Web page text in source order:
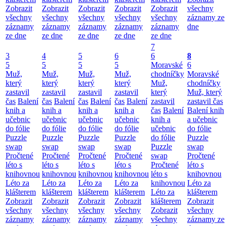
Zobrazit
všechny
záznamy
ze dne
Zobrazit
všechny
záznamy
ze dne
Zobrazit
všechny
záznamy
ze dne
Zobrazit
všechny
záznamy
ze dne
Zobrazit
všechny
záznamy
ze dne
všechny
záznamy ze
dne
3
5
Muž,
který
zastavil
čas Balení
knih a
učebnic
do fólie
Puzzle
swap
Pročtené
léto s
knihovnou
Léto za
klášterem
Zobrazit
všechny
záznamy
4
5
Muž,
který
zastavil
čas Balení
knih a
učebnic
do fólie
Puzzle
swap
Pročtené
léto s
knihovnou
Léto za
klášterem
Zobrazit
všechny
záznamy
5
5
Muž,
který
zastavil
čas Balení
knih a
učebnic
do fólie
Puzzle
swap
Pročtené
léto s
knihovnou
Léto za
klášterem
Zobrazit
všechny
záznamy
6
5
Muž,
který
zastavil
čas Balení
knih a
učebnic
do fólie
Puzzle
swap
Pročtené
léto s
knihovnou
Léto za
klášterem
Zobrazit
všechny
záznamy
7
6
Moravské
chodníčky
Muž,
který
zastavil
čas Balení
knih a
učebnic
do fólie
Puzzle
swap
Pročtené
léto s
knihovnou
Léto za
klášterem
Zobrazit
všechny
8
6
Moravské
chodníčky
Muž, který
zastavil čas
Balení knih
a učebnic
do fólie
Puzzle
swap
Pročtené
léto s
knihovnou
Léto za
klášterem
Zobrazit
všechny
záznamy ze